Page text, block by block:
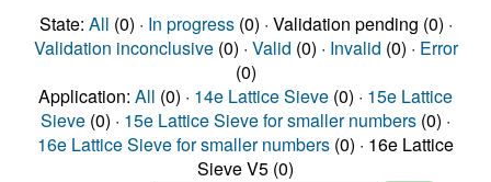
State: All (0) · In progress(0) · Validation pending (0) ·
Validation inconclusive(0) · Valid (0) · Invalid (0) · Error
(0)
Application: All (0) · 14e Lattice Sieve (0) · 15e Lattice
Sieve (0) · 15e Lattice Sieve for smaller numbers (0) ·
16e Lattice Sieve for smaller numbers (0) · 16e Lattice
Sieve V5 (0)